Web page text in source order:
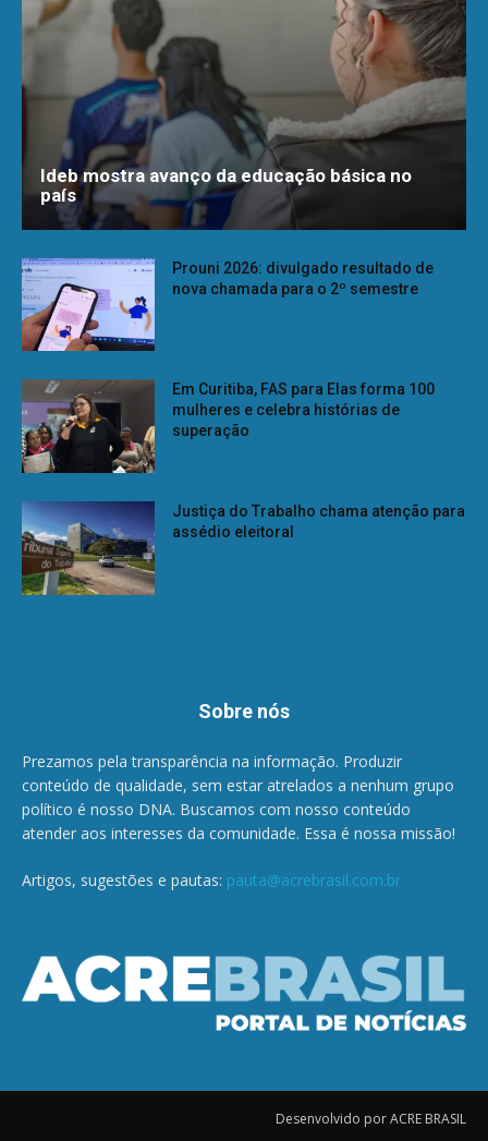
Ideb mostra avanço da educação básica no
país
Prouni 2026: divulgado resultado de
nova chamada para o 2º semestre
Em Curitiba, FAS para Elas forma 100
mulheres e celebra histórias de
superação
Justiça do Trabalho chama atenção para
assédio eleitoral
Sobre nós
Prezamos pela transparência na informação. Produzir
conteúdo de qualidade, sem estar atrelados a nenhum grupo
político é nosso DNA. Buscamos com nosso conteúdo
atender aos interesses da comunidade. Essa é nossa missão!
Artigos, sugestões e pautas: pauta@acrebrasil.com.br
Desenvolvido por ACRE BRASIL